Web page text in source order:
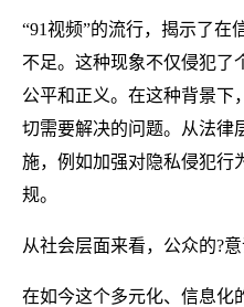
“91视频”的流行，揭示了在
不足。这种现象不仅侵犯了
公平和正义。在这种背景下
切需要解决的问题。从法律
施，例如加强对隐私侵犯行
规。
从社会层面来看，公众的?
在如今这个多元化、信息化